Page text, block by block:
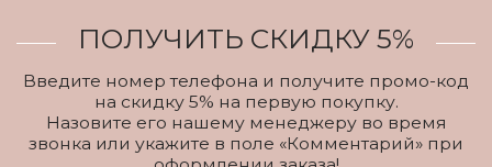
ПОЛУЧИТЬ СКИДКУ 5%
Введите номер телефона и получите промо-код
на скидку 5% на первую покупку.
Назовите его нашему менеджеру во время
звонка или укажите в поле «Комментарий» при